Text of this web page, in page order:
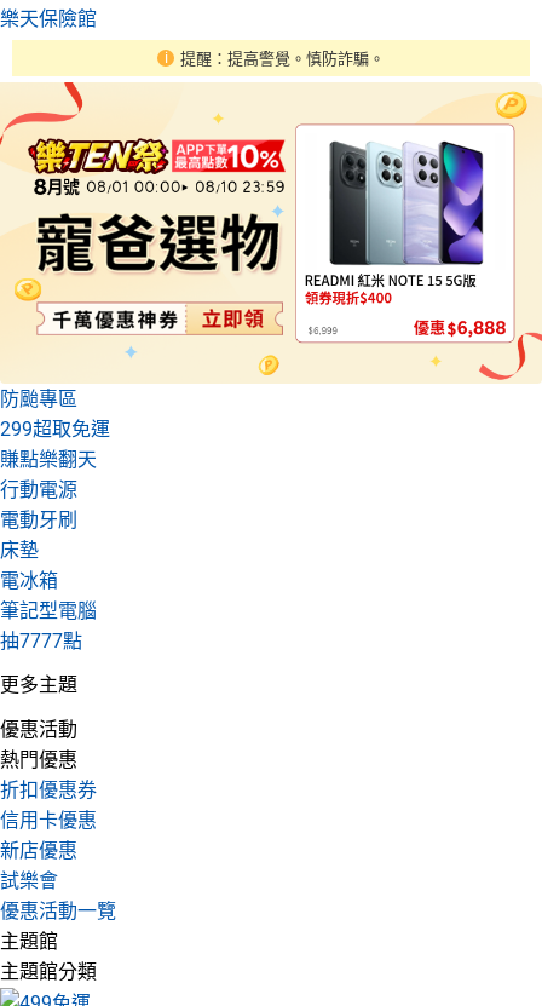
樂天保險館
提醒：提高警覺。慎防詐騙。
防颱專區
299超取免運
賺點樂翻天
行動電源
電動牙刷
床墊
電冰箱
筆記型電腦
抽7777點
更多主題
優惠活動
熱門優惠
折扣優惠券
信用卡優惠
新店優惠
試樂會
優惠活動一覽
主題館
主題館分類